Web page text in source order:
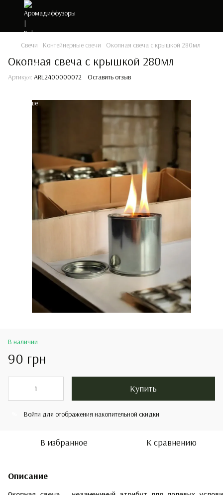
Свечи Контейнерные свечи Окопная свеча с крышкой 280мл
Окопная свеча с крышкой 280мл
Артикул: ARL2400000072 Оставить отзыв
В наличии
90 грн
Купить
Войти для отображения накопительной скидки
В избранное К сравнению
Описание